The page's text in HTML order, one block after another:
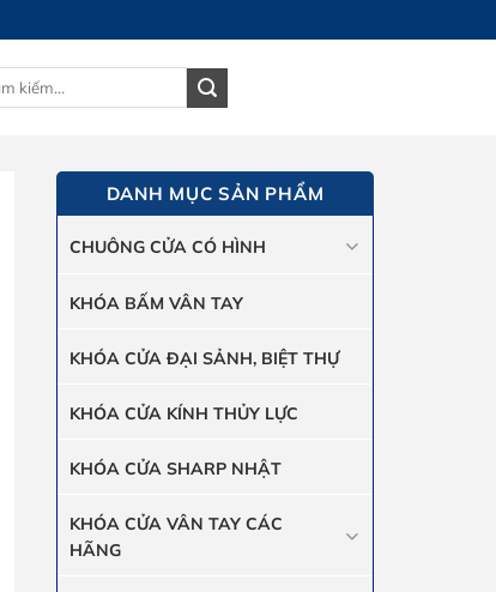
DANH MỤC SẢN PHẨM
CHUÔNG CỬA CÓ HÌNH
KHÓA BẤM VÂN TAY
KHÓA CỬA ĐẠI SẢNH, BIỆT THỰ
KHÓA CỬA KÍNH THỦY LỰC
KHÓA CỬA SHARP NHẬT
KHÓA CỬA VÂN TAY CÁC
HÃNG